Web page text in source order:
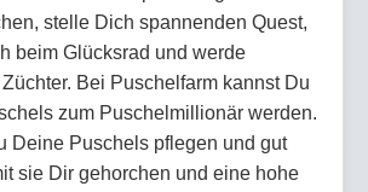
stelle Dich spannenden Quest,
beim Glücksrad und werde
Bei Puschelfarm kannst Du
zum Puschelmillionär werden.
Deine Puschels pflegen und gut
sie Dir gehorchen und eine hohe